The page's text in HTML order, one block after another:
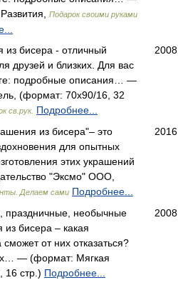
Подарок своими руками
из бисера - отличный
друзей и близких. Для вас
подробные описания… —
(формат: 70x90/16, 32
св.рук. Подробнее...
2008
из бисера"– это
для опытных
этих украшений
"Эксмо" ООО,
Делаем сами Подробнее...
2016
праздничные, необычные
из бисера – какая
сможет от них отказаться?
— (формат: Мягкая
16 стр.) Подробнее...
2008